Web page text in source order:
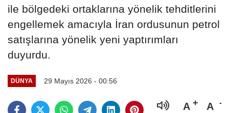
ile bölgedeki ortaklarına yönelik tehditlerini
engellemek amacıyla İran ordusunun petrol
satışlarına yönelik yeni yaptırımları
duyurdu.
DÜNYA 29 Mayıs 2026 - 00:56
A A